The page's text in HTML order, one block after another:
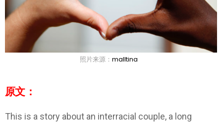
照片来源： malltina
原文：
This is a story about an interracial couple, a long